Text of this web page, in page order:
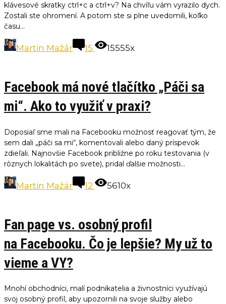
klávesové skratky ctrl+c a ctrl+v? Na chvíľu vám vyrazilo dych.
Zostali ste ohromení. A potom ste si plne uvedomili, koľko
času...
Martin Mažár 15 15555x
Facebook má nové tlačítko „Páči sa
mi“. Ako to využiť v praxi?
Doposiaľ sme mali na Facebooku možnosť reagovať tým, že
sem dali „páči sa mi“, komentovali alebo daný príspevok
zdieľali. Najnovšie Facebook približne po roku testovania (v
rôznych lokalitách po svete), pridal ďalšie možnosti...
Martin Mažár 12 5610x
Fan page vs. osobný profil
na Facebooku. Čo je lepšie? My už to
vieme a VY?
Mnohí obchodníci, malí podnikatelia a živnostníci využívajú
svoj osobný profil, aby upozornili na svoje služby alebo